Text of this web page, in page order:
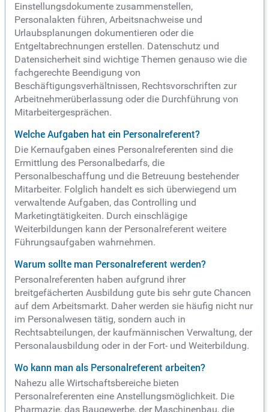
Einstellungsdokumente zusammenstellen,
Personalakten führen, Arbeitsnachweise und
Urlaubsplanungen dokumentieren oder die
Entgeltabrechnungen erstellen. Datenschutz und
Datensicherheit sind wichtige Themen genauso wie die
fachgerechte Beendigung von
Beschäftigungsverhältnissen, Rechtsvorschriften zur
Arbeitnehmerüberlassung oder die Durchführung von
Mitarbeitergesprächen.
Welche Aufgaben hat ein Personalreferent?
Die Kernaufgaben eines Personalreferenten sind die
Ermittlung des Personalbedarfs, die
Personalbeschaffung und die Betreuung bestehender
Mitarbeiter. Folglich handelt es sich überwiegend um
verwaltende Aufgaben, das Controlling und
Marketingtätigkeiten. Durch einschlägige
Weiterbildungen kann der Personalreferent weitere
Führungsaufgaben wahrnehmen.
Warum sollte man Personalreferent werden?
Personalreferenten haben aufgrund ihrer
breitgefächerten Ausbildung gute bis sehr gute Chancen
auf dem Arbeitsmarkt. Daher werden sie häufig nicht nur
im Personalwesen tätig, sondern auch in
Rechtsabteilungen, der kaufmännischen Verwaltung, der
Personalausbildung oder in der Fort- und Weiterbildung.
Wo kann man als Personalreferent arbeiten?
Nahezu alle Wirtschaftsbereiche bieten
Personalreferenten eine Anstellungsmöglichkeit. Die
Pharmazie, das Baugewerbe, der Maschinenbau, die